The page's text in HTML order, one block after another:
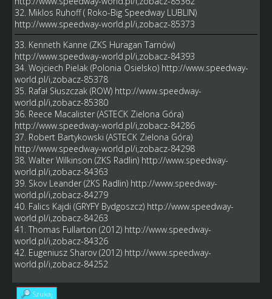
32. Miklos Ruhoff ( Roko-Big Speedway LUBLIN)
http://www.speedway-world.pl/i,zobacz-85373
33. Kenneth Kanne (ZKS Huragan Tarnów)
http://www.speedway-world.pl/i,zobacz-84393
34. Wojciech Pielak (Polonia Osielsko) http://www.speedway-
world.pl/i,zobacz-85378
35. Rafał Słuszczak (ROW) http://www.speedway-
world.pl/i,zobacz-85380
36. Reece Macalister (ASTECK Zielona Góra)
http://www.speedway-world.pl/i,zobacz-84286
37. Robert Bartykowski (ASTECK Zielona Góra)
http://www.speedway-world.pl/i,zobacz-84298
38. Walter Wilkinson (ŻKS Radlin) http://www.speedway-
world.pl/i,zobacz-84363
39. Skov Leander (ŻKS Radlin) http://www.speedway-
world.pl/i,zobacz-84279
40. Falics Kajdi (GRYFY Bydgoszcz) http://www.speedway-
world.pl/i,zobacz-84263
41. Thomas Fullarton (2012) http://www.speedway-
world.pl/i,zobacz-84326
42. Eugeniusz Sharov (2012) http://www.speedway-
world.pl/i,zobacz-84252
Szukaj